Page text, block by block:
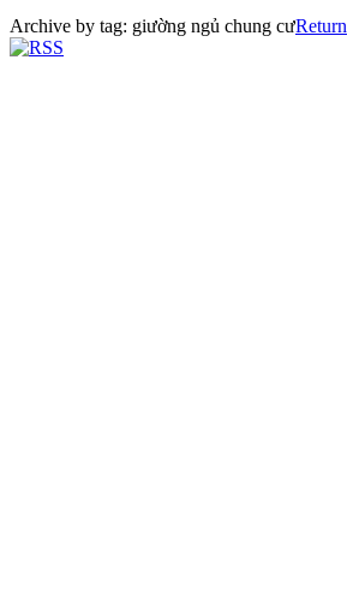
Archive by tag: giường ngủ chung cưReturn